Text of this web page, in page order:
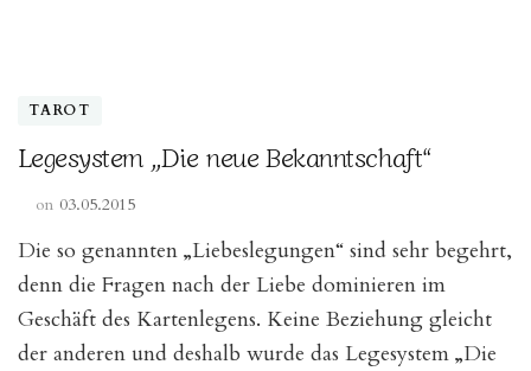
der
Stäbe“
TAROT
Legesystem „Die neue Bekanntschaft“
on 03.05.2015
Die so genannten „Liebeslegungen“ sind sehr begehrt,
denn die Fragen nach der Liebe dominieren im
Geschäft des Kartenlegens. Keine Beziehung gleicht
der anderen und deshalb wurde das Legesystem „Die